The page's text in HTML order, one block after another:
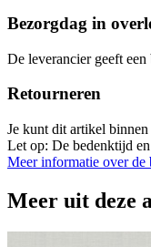
Bezorgdag in
De leverancier geeft
Retourneren
Je kunt dit artikel
Let op: De bedenktijd
Meer informatie over de
Meer uit deze